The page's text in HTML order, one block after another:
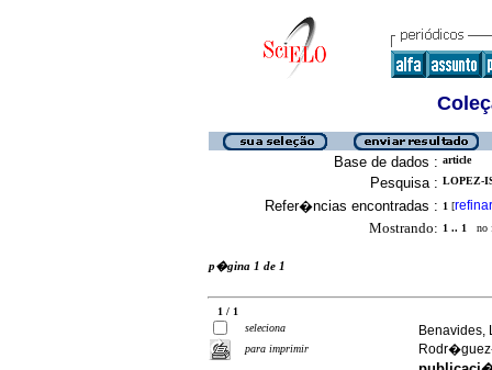
Base de dados : article
Pesquisa : LOPEZ-
Refer�ncias encontradas : 1 [refinar
Mostrando: 1 .. 1 no
p�gina 1 de 1
1 / 1
seleciona
para imprimir